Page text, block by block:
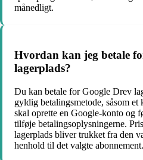
månedligt.
Hvordan kan jeg betale
lagerplads?
Du kan betale for Google Drev
gyldig betalingsmetode, såsom
skal oprette en Google-konto og
tilføje betalingsoplysningerne.
lagerplads bliver trukket fra den
henhold til det valgte abonnement.